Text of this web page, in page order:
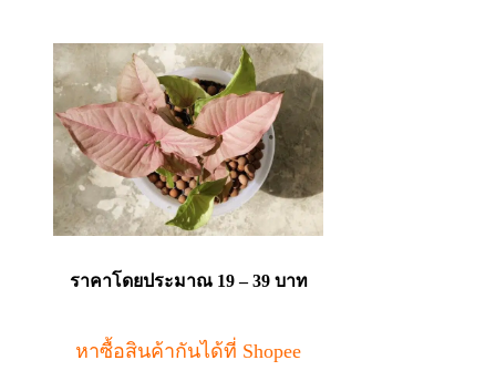
ราคาโดยประมาณ 19 – 39 บาท
หาซื้อสินค้ากันได้ที่ Shopee